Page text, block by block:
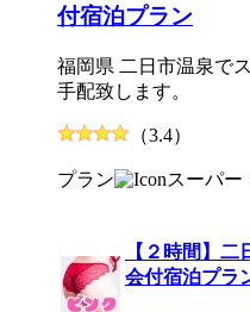
付宿泊プラン
福岡県 二日市温泉で
手配致します。
（3.4）
プラン スーパー
【２時間】
会付宿泊プラ